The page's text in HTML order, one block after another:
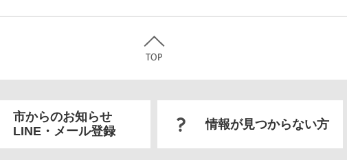
市からのお知らせ
LINE・メール登録
情報が見つからない方